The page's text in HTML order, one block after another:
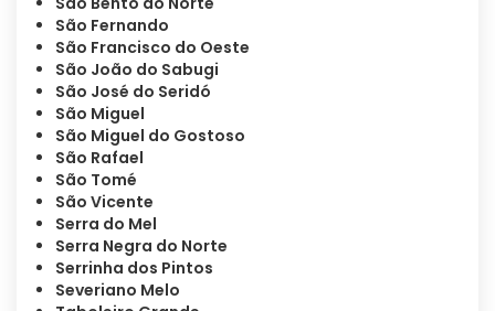
São Fernando
São Francisco do Oeste
São João do Sabugi
São José do Seridó
São Miguel
São Miguel do Gostoso
São Rafael
São Tomé
São Vicente
Serra do Mel
Serra Negra do Norte
Serrinha dos Pintos
Severiano Melo